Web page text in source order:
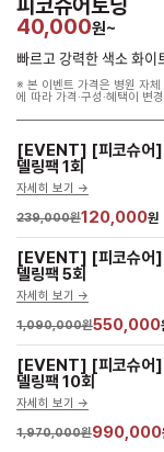
피코슈어토닝
40,000원~
빠르고 강력한 색소 화
※ 본 이벤트 가격은 병원 자
에 따라 가격·구성·혜택이 변
[EVENT] [피코슈어]
델링팩 1회
자세히 보기 ->
239,000원120,000원
[EVENT] [피코슈어]
델링팩 5회
자세히 보기 ->
1,090,000원550,000
[EVENT] [피코슈어]
델링팩 10회
자세히 보기 ->
1,970,000원990,000